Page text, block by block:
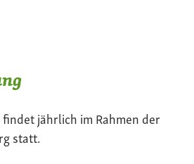
jährlich im Rahmen der
statt.